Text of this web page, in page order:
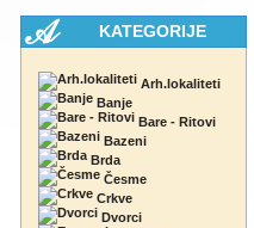
KATEGORIJE
Arh.lokaliteti
Banje
Bare - Ritovi
Bazeni
Brda
Česme
Crkve
Dvorci